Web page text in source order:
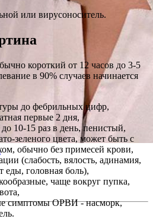
или вирусоноситель.
короткий от 12 часов до 3-5
в 90% случаев начинается
до фебрильных цифр,
первые 2 дня,
10-15 раз в день, пенистый,
зеленого цвета, может быть с
обычно без примесей крови,
(слабость, вялость, адинамия,
еды, головная боль),
чаще вокруг пупка,
симптомы ОРВИ - насморк,